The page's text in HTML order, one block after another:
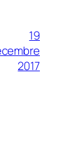
19
2017